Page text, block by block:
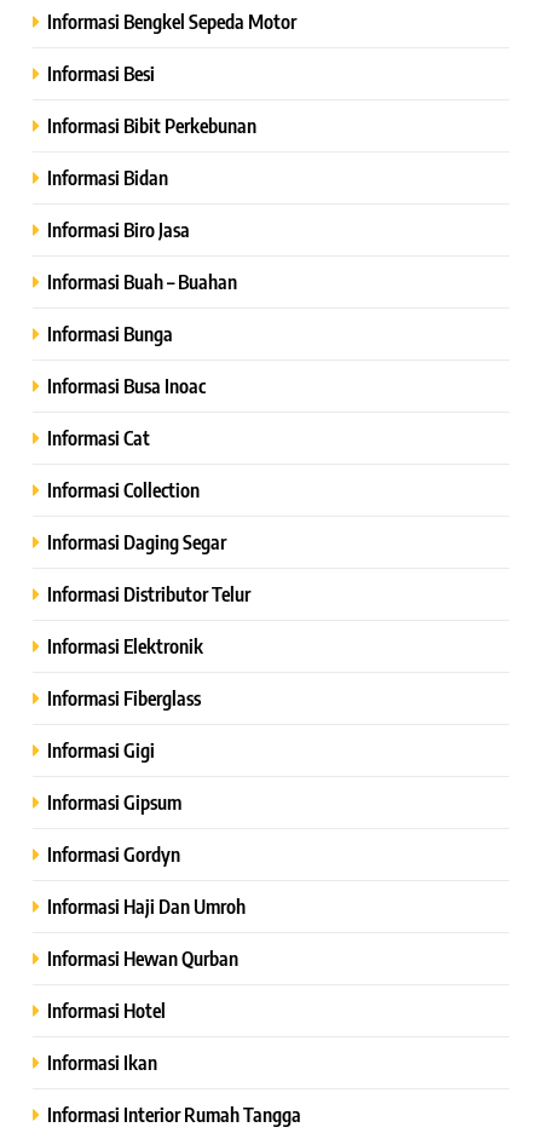
Informasi Bengkel Sepeda Motor
Informasi Besi
Informasi Bibit Perkebunan
Informasi Bidan
Informasi Biro Jasa
Informasi Buah – Buahan
Informasi Bunga
Informasi Busa Inoac
Informasi Cat
Informasi Collection
Informasi Daging Segar
Informasi Distributor Telur
Informasi Elektronik
Informasi Fiberglass
Informasi Gigi
Informasi Gipsum
Informasi Gordyn
Informasi Haji Dan Umroh
Informasi Hewan Qurban
Informasi Hotel
Informasi Ikan
Informasi Interior Rumah Tangga